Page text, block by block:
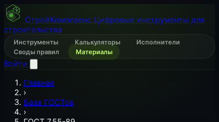
СтройКомплаенс Цифровые инструменты для
строительства
Инструменты Калькуляторы
Исполнители
Своды правил
Материалы
Войти
Главная
›
База ГОСТов
›